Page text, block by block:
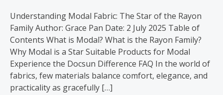
Understanding Modal Fabric: The Star of the Rayon
Family Author: Grace Pan Date: 2 July 2025 Table of
Contents What is Modal? What is the Rayon Family?
Why Modal is a Star Suitable Products for Modal
Experience the Docsun Difference FAQ In the world of
fabrics, few materials balance comfort, elegance, and
practicality as gracefully […]